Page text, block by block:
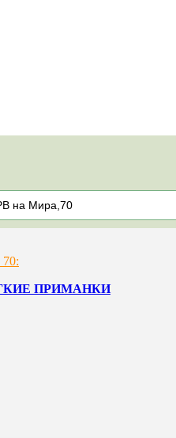
на Мира,70
ПРИМАНКИ